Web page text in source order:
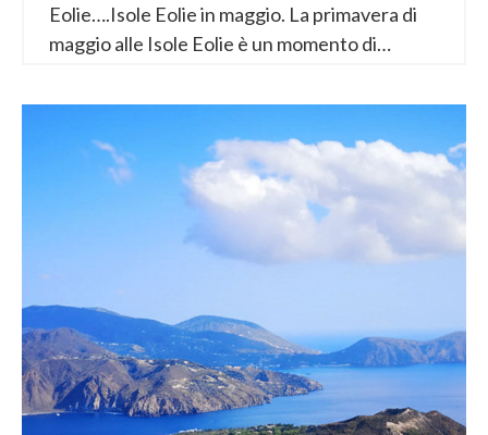
Eolie….Isole Eolie in maggio. La primavera di
maggio alle Isole Eolie è un momento di
Le isole, dopo l’inverno, si risvegliano
lentamente. La macchia mediterranea è nel
suo massimo splendore: ginestre, fichi d’India,
capperi e bouganville iniziano a colorare i
paesaggi vulcanici. Il contrasto tra il nero della
roccia lavica, il verde intenso della
particolarmente vivido. Le temperature sono
miti e piacevoli. Di giorno si sta bene con abiti
leggeri, mentre la sera può servire una giacca.
Non c’è ancora il...